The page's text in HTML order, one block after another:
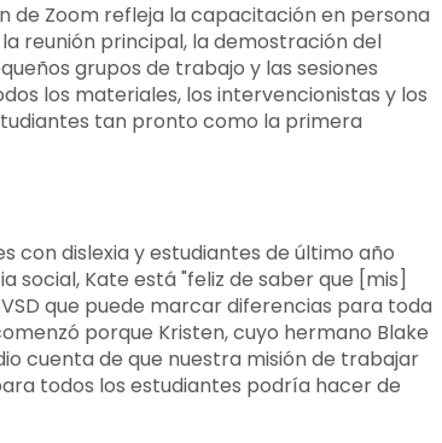
de Zoom refleja la capacitación en persona
reunión principal, la demostración del
grupos de trabajo y las sesiones
los materiales, los intervencionistas y los
tan pronto como la primera
con dislexia y estudiantes de último año
social, Kate está "feliz de saber que [mis]
que puede marcar diferencias para toda
porque Kristen, cuyo hermano Blake
cuenta de que nuestra misión de trabajar
todos los estudiantes podría hacer de